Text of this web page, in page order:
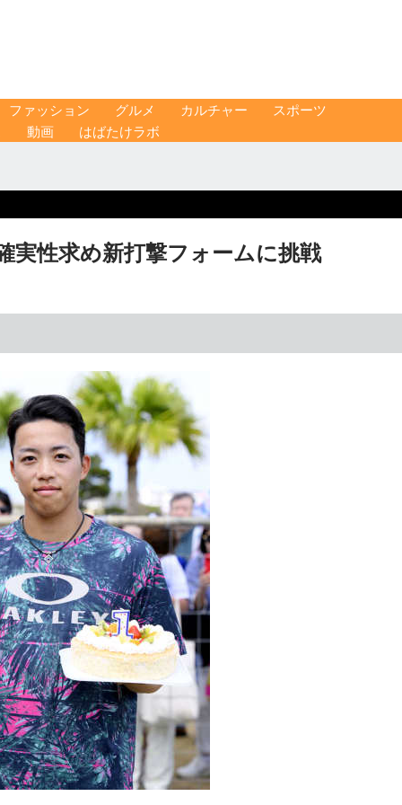
ファッション グルメ カルチャー
スポーツ
動画 はばたけラボ
実性求め新打撃フォームに挑戦